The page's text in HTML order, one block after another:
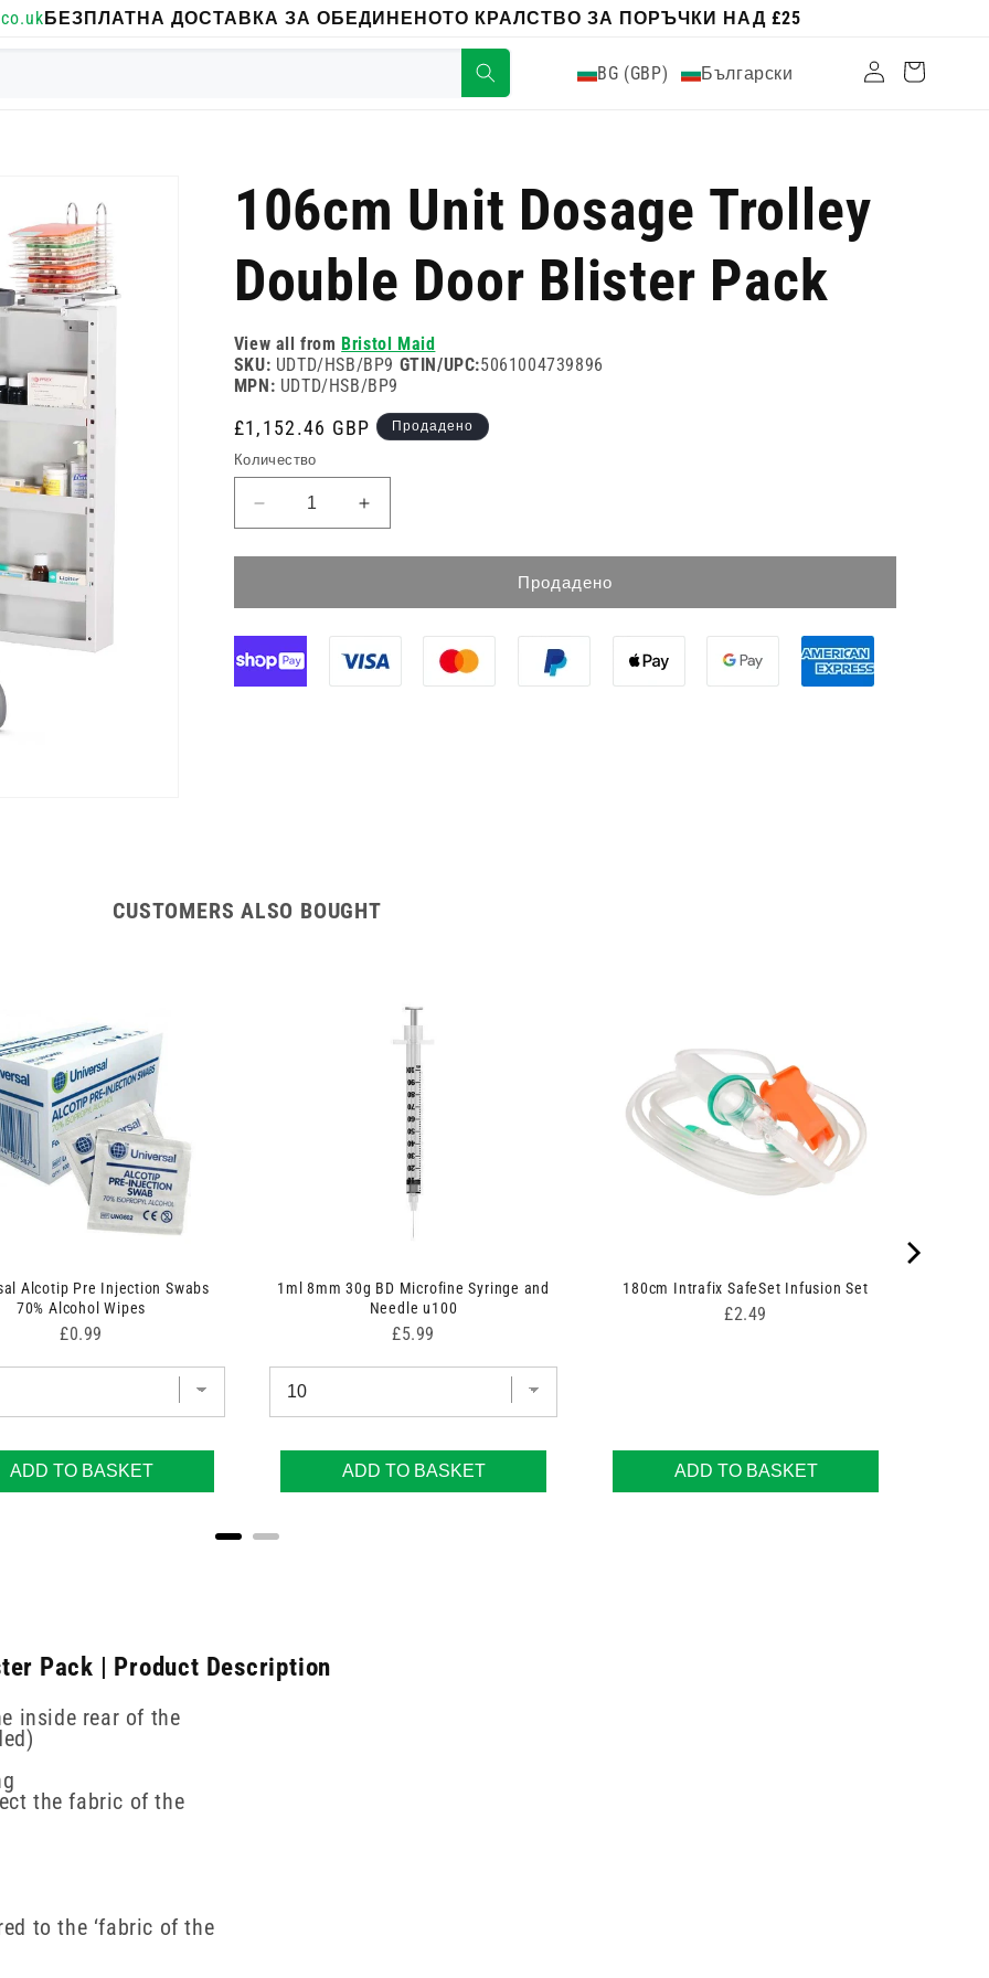
БЕЗПЛАТНА ДОСТАВКА ЗА ОБЕДИНЕНОТО КРАЛСТВО ЗА ПОРЪЧКИ НАД £25
BG (GBP) Български ВлизамКоличка
106cm Unit Dosage Trolley
Double Door Blister Pack
View all from Bristol Maid
SKU: UDTD/HSB/BP9 GTIN/UPC:5061004739896
MPN: UDTD/HSB/BP9
Редовна
цена
£1,152.46 GBP Продадено
Количество
Намаляване
на
количеството
106cm
Dosage
Trolley
Увеличете
количеството
за
Unit
Trolley
Double
Продадено
CUSTOMERS ALSO BOUGHT
Alcotip Pre Injection Swabs
70% Alcohol Wipes
Price
£0.99
ADD TO BASKET
1ml 8mm 30g BD Microfine Syringe and
Needle u100
Price
£5.99
ADD TO BASKET
180cm Intrafix SafeSet Infusion Set
Price
£2.49
ADD TO BASKET
Pack | Product Description
inside rear of the
the fabric of the
to the ‘fabric of the